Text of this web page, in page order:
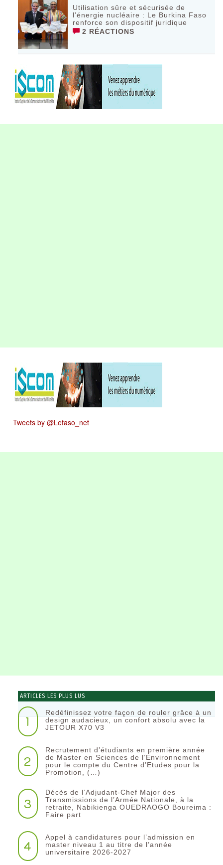
Utilisation sûre et sécurisée de
l’énergie nucléaire : Le Burkina Faso
renforce son dispositif juridique
2 RÉACTIONS
Tweets by @Lefaso_net
ARTICLES LES PLUS LUS
1
Redéfinissez votre façon de rouler grâce à un
design audacieux, un confort absolu avec la
JETOUR X70 V3
2
Recrutement d’étudiants en première année
de Master en Sciences de l’Environnement
pour le compte du Centre d’Etudes pour la
Promotion, (…)
3
Décès de l’Adjudant-Chef Major des
Transmissions de l’Armée Nationale, à la
retraite, Nabikienga OUEDRAOGO Boureima :
Faire part
4
Appel à candidatures pour l’admission en
master niveau 1 au titre de l’année
universitaire 2026-2027